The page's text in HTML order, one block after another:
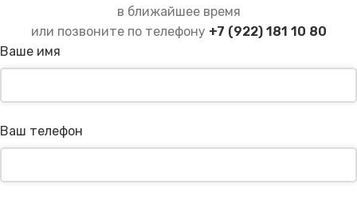
в ближайшее время
или позвоните по телефону +7 (922) 181 10 80
Ваше имя
Ваш телефон